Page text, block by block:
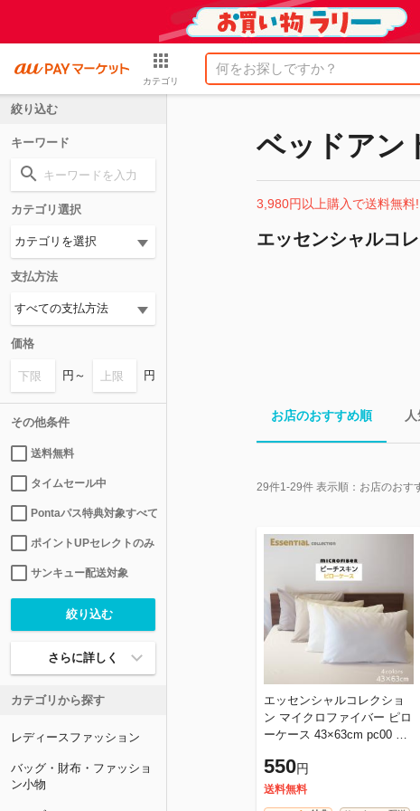
カテゴリ
ベッドアン
3,980円以上購入で送料無料!
エッセンシャルコ
お店のおすすめ順
29件1-29件 表示順： お店のおす
エッセンシャルコレクショ
ン マイクロファイバー ピロ
ーケース 43×63cm pc00 キ
ージュ) 枕カバー 4363 ピロ
550円
送料無料
絞り込む
キーワード
カテゴリ選択
支払方法
価格
円～ 円
その他条件
送料無料
タイムセール中
Pontaパス特典対象すべて
ポイントUPセレクトのみ
サンキュー配送対象
さらに詳しく
カテゴリから探す
レディースファッション
バッグ・財布・ファッショ
ン小物